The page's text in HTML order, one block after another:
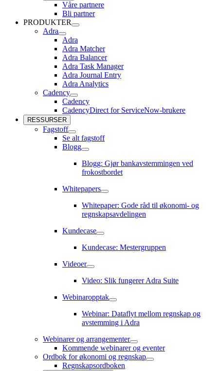
Våre partnere
Bli partner
PRODUKTER
PRODUKTER
Adra
Adra
undermeny
Adra
Adra Matcher
Adra Balancer
Adra Task Manager
Adra Journal Entry
Adra Analytics
Cadency
Cadency
undermeny
Cadency
CadencyDirect for ServiceNow-brukere
RESSURSER
Fagstoff
Fagstoff
undermeny
Se alt fagstoff
Blogg
Blogg
undermeny
Blogg: Gjør bankavstemmingen ved
frokostbordet
Whitepapers
Whitepapers
undermeny
Whitepaper: Gode råd til økonomi- og
regnskapsavdelingen
Kundecase
Kundecase
undermeny
Kundecase: Mestergruppen
Videoer
Videoer
undermeny
Video: Slik fungerer Adra Suite
Webinaropptak
Webinaropptak
undermeny
Webinar: Dataflyt mellom regnskap og
avstemming i Adra
Webinarer og arrangementer
Webinarer
og
arrangementer
Kommende webinarer og eventer
Ordbok for økonomi og regnskap
Ordbok
Regnskapsordboken